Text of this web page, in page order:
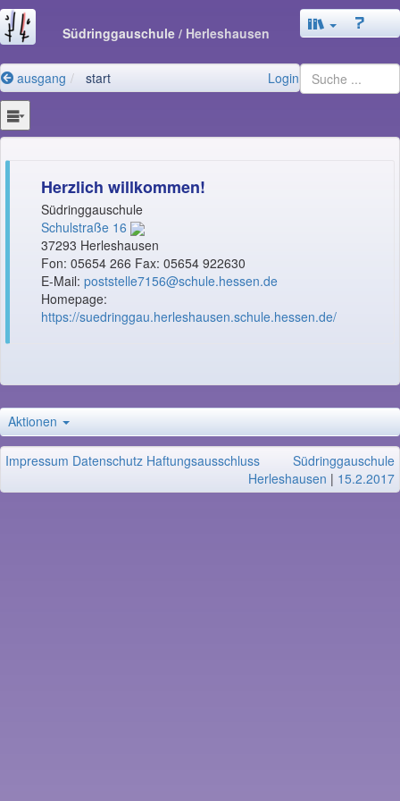
Südringgauschule / Herleshausen
ausgang start Login
Herzlich willkommen!
Südringgauschule
Schulstraße 16
37293 Herleshausen
Fon: 05654 266 Fax: 05654 922630
E-Mail: poststelle7156@schule.hessen.de
Homepage:
https://suedringgau.herleshausen.schule.hessen.de/
Aktionen
Impressum Datenschutz Haftungsausschluss
Südringgauschule
Herleshausen | 15.2.2017